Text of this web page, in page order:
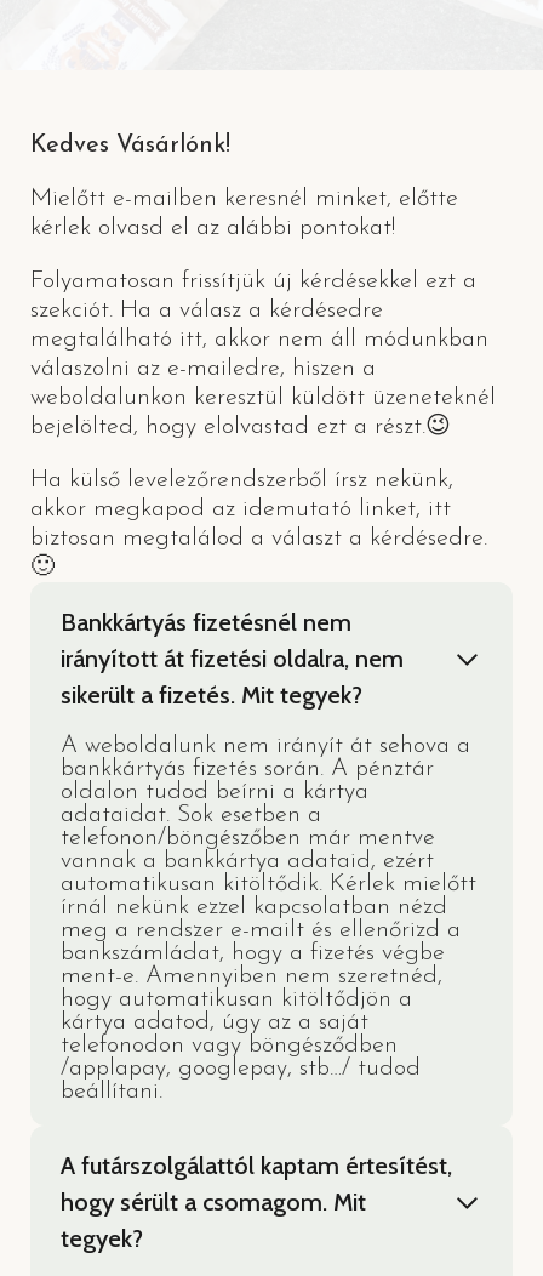
Kedves Vásárlónk!
Mielőtt e-mailben keresnél minket, előtte
kérlek olvasd el az alábbi pontokat!
Folyamatosan frissítjük új kérdésekkel ezt a
szekciót. Ha a válasz a kérdésedre
megtalálható itt, akkor nem áll módunkban
válaszolni az e-mailedre, hiszen a
weboldalunkon keresztül küldött üzeneteknél
bejelölted, hogy elolvastad ezt a részt.😉
Ha külső levelezőrendszerből írsz nekünk,
akkor megkapod az idemutató linket, itt
biztosan megtalálod a választ a kérdésedre.
🙂
Bankkártyás fizetésnél nem
irányított át fizetési oldalra, nem
sikerült a fizetés. Mit tegyek?
A weboldalunk nem irányít át sehova a
bankkártyás fizetés során. A pénztár
oldalon tudod beírni a kártya
adataidat. Sok esetben a
telefonon/böngészőben már mentve
vannak a bankkártya adataid, ezért
automatikusan kitöltődik. Kérlek mielőtt
írnál nekünk ezzel kapcsolatban nézd
meg a rendszer e-mailt és ellenőrizd a
bankszámládat, hogy a fizetés végbe
ment-e. Amennyiben nem szeretnéd,
hogy automatikusan kitöltődjön a
kártya adatod, úgy az a saját
telefonodon vagy böngésződben
/applapay, googlepay, stb…/ tudod
beállítani.
A futárszolgálattól kaptam értesítést,
hogy sérült a csomagom. Mit
tegyek?